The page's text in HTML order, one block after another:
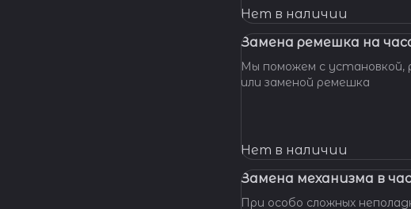
стрелки, метки, камни.
крепления циферблата к
Нет в наличии
Замена ремешка на
Мы поможем с установкой,
или заменой ремешка
Нет в наличии
Замена механизма в
При особо сложных